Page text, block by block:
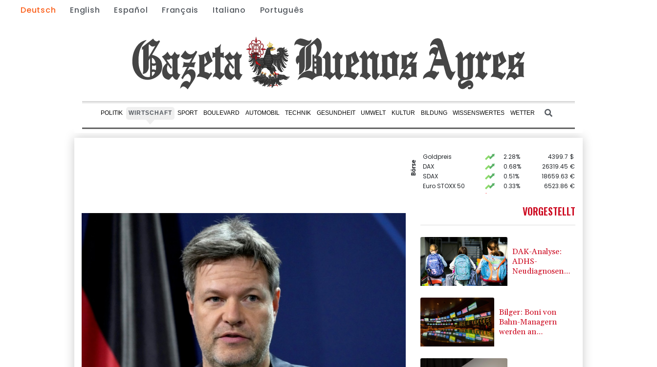
Deutsch English Español Français Italiano Português
POLITIK WIRTSCHAFT SPORT BOULEVARD AUTOMOBIL TECHNIK GESUNDHEIT UMWELT KULTUR BILDUNG WISSENSWERTES WETTER
Börse
Goldpreis 2.28% 4399.7 $
DAX
0.68% 26319.45 €
SDAX
0.51% 18659.63 €
Euro STOXX 50
0.33% 6523.86 €
4068.78 €
1.1562 $
VORGESTELLT
DAK-Analyse:
ADHS-
Neudiagnosen
Bilger: Boni von
Bahn-Managern
werden an
Bundes geknüpft